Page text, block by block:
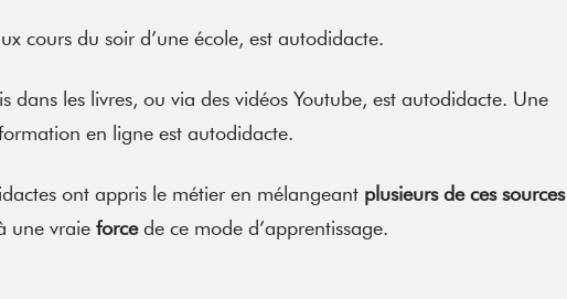
cours du soir d’une école, est autodidacte.
dans les livres, ou via des vidéos Youtube, est autodidacte. Une
en ligne est autodidacte.
ont appris le métier en mélangeant plusieurs de ces sources
une vraieforcede ce mode d’apprentissage.